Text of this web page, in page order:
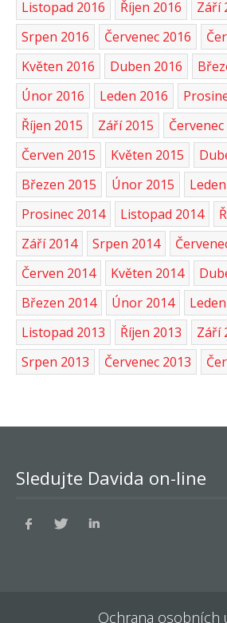
Listopad 2016
Říjen 2016
Září
Srpen 2016
Červenec 2016
Květen 2016
Duben 2016
Únor 2016
Leden 2016
Říjen 2015
Září 2015
Červenec
Červen 2015
Květen 2015
Březen 2015
Únor 2015
Prosinec 2014
Listopad 2014
Září 2014
Srpen 2014
Červen 2014
Květen 2014
Březen 2014
Únor 2014
Listopad 2013
Říjen 2013
Září
Srpen 2013
Červenec 2013
Sledujte Davida on-line
Ochrana osobních